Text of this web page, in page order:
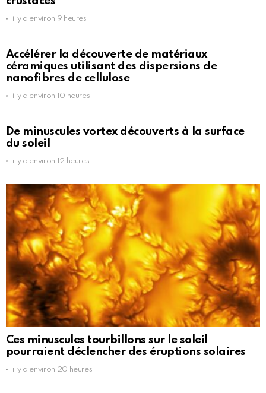
il y a environ 9 heures
Accélérer la découverte de matériaux
céramiques utilisant des dispersions de
nanofibres de cellulose
il y a environ 10 heures
De minuscules vortex découverts à la surface
du soleil
il y a environ 12 heures
Ces minuscules tourbillons sur le soleil
pourraient déclencher des éruptions solaires
il y a environ 20 heures